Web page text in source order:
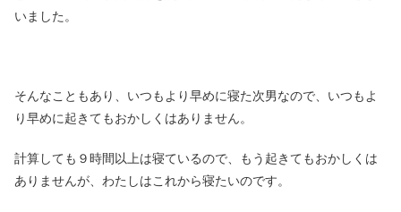
いました。
そんなこともあり、いつもより早めに寝た次男なので、いつもよ
り早めに起きてもおかしくはありません。
計算しても９時間以上は寝ているので、もう起きてもおかしくは
ありませんが、わたしはこれから寝たいのです。